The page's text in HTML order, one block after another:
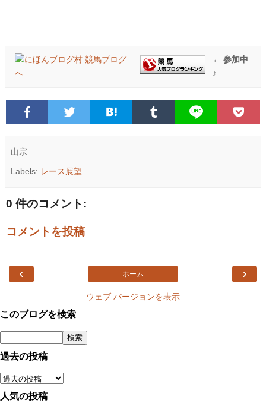
← 参加中
♪
山宗
Labels: レース展望
0 件のコメント:
コメントを投稿
‹ ›
ホーム
ウェブ バージョンを表示
このブログを検索
過去の投稿
人気の投稿